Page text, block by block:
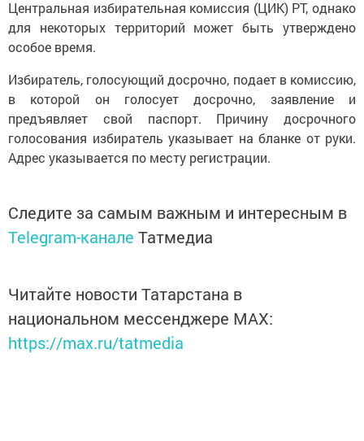
Центральная избирательная комиссия (ЦИК) РТ, однако
для некоторых территорий может быть утверждено
особое время.
Избиратель, голосующий досрочно, подает в комиссию,
в которой он голосует досрочно, заявление и
предъявляет свой паспорт. Причину досрочного
голосования избиратель указывает на бланке от руки.
Адрес указывается по месту регистрации.
Следите за самым важным и интересным в
Telegram-канале Татмедиа
Читайте новости Татарстана в
национальном мессенджере MАХ:
https://max.ru/tatmedia